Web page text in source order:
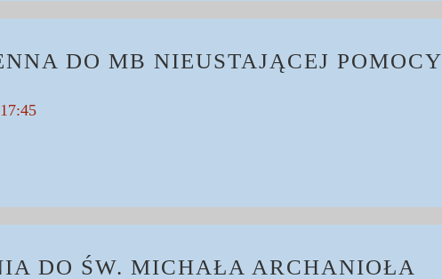
DO MB NIEUSTAJĄCEJ POMOCY
DO ŚW. MICHAŁA ARCHANIOŁA